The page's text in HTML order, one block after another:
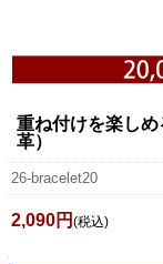
重ね付けを楽し
革）
26-bracelet20
2,090円 (税込)